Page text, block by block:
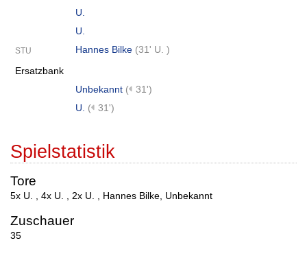
U.
U.
STU Hannes Bilke (31' U. )
Ersatzbank
Unbekannt (
31')
U. ( 31')
Spielstatistik
Tore
5x U. 4x U. 2x U. Hannes Bilke Unbekannt
Zuschauer
35